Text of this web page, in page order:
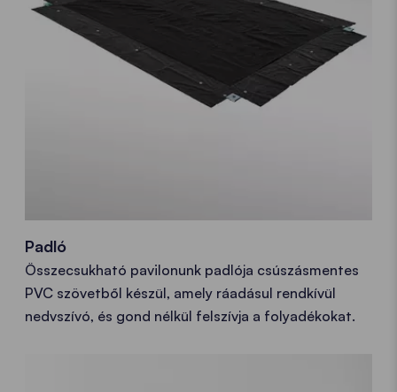
Padló
Összecsukható pavilonunk padlója csúszásmentes
PVC szövetből készül, amely ráadásul rendkívül
nedvszívó, és gond nélkül felszívja a folyadékokat.